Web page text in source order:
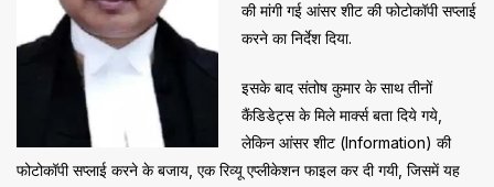
की मांगी गई आंसर शीट की फोटोकॉपी सप्लाई
करने का निर्देश दिया.
इसके बाद संतोष कुमार के साथ तीनों
कैंडिडेट्स के मिले मार्क्स बता दिये गये,
लेकिन आंसर शीट (Information) की
फोटोकॉपी सप्लाई करने के बजाय, एक रिव्यू एप्लीकेशन फाइल कर दी गयी, जिसमें यह